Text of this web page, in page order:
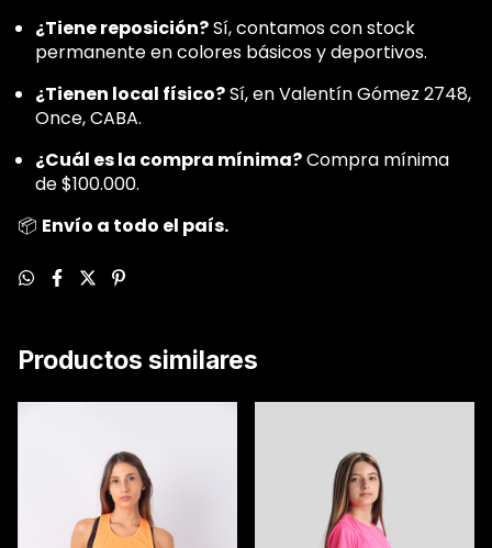
¿Tiene reposición?Sí, contamos con stock
permanente en colores básicos y deportivos.
¿Tienen local físico?Sí, en Valentín Gómez 2748,
Once, CABA.
¿Cuál es la compra mínima?Compra mínima
de $100.000.
📦 Envío a todo el país.
Productos similares